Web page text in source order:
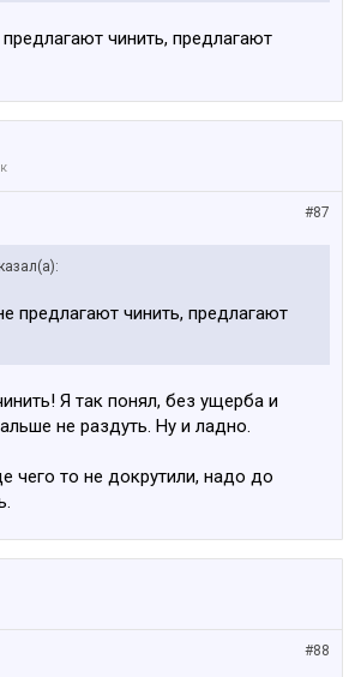
чинить, предлагают
#87
предлагают чинить, предлагают
Я так понял, без ущерба и
не раздуть. Ну и ладно.
чего то не докрутили, надо до
#88